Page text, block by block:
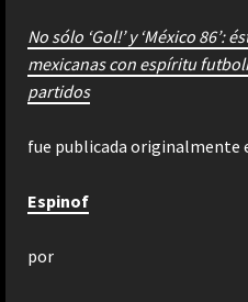
No sólo ‘Gol!’ y ‘México 86’:
mexicanas con espíritu
partidos
fue publicada originalmente
Espinof
por